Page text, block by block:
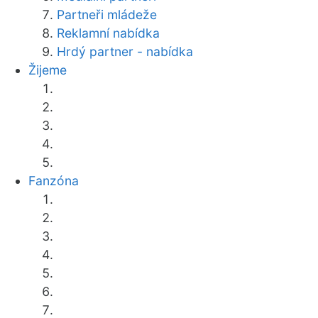
Partneři mládeže
Reklamní nabídka
Hrdý partner - nabídka
Žijeme
Fanzóna